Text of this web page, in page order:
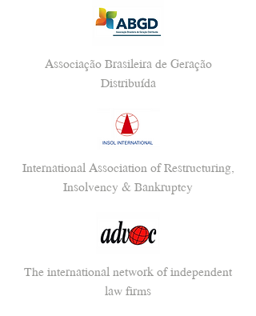
Associação Brasileira de Geração
Distribuída
International Association of Restructuring,
Insolvency & Bankruptcy
The international network of independent
law firms